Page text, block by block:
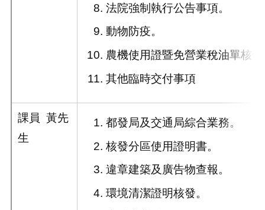
法院強制執行公告事項。
動物防疫。
農機使用證暨免營業稅油單核
其他臨時交付事項
課員 黃先
生
都發局及交通局綜合業務。
核發分區使用證明書。
違章建築及廣告物查報。
環境清潔證明核發。